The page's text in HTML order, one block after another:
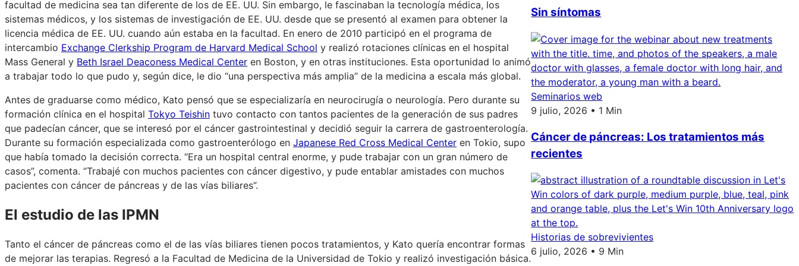
facultad de medicina sea tan diferente de los de EE. UU. Sin embargo, le fascinaban la tecnología médica, los
sistemas médicos, y los sistemas de investigación de EE. UU. desde que se presentó al examen para obtener la
licencia médica de EE. UU. cuando aún estaba en la facultad. En enero de 2010 participó en el programa de
intercambio Exchange Clerkship Program de Harvard Medical School y realizó rotaciones clínicas en el hospital
Mass General y Beth Israel Deaconess Medical Center en Boston, y en otras instituciones. Esta oportunidad lo animó
a trabajar todo lo que pudo y, según dice, le dio “una perspectiva más amplia” de la medicina a escala más global.
Antes de graduarse como médico, Kato pensó que se especializaría en neurocirugía o neurología. Pero durante su
formación clínica en el hospital Tokyo Teishin tuvo contacto con tantos pacientes de la generación de sus padres
que padecían cáncer, que se interesó por el cáncer gastrointestinal y decidió seguir la carrera de gastroenterología.
Durante su formación especializada como gastroenterólogo en Japanese Red Cross Medical Center en Tokio, supo
que había tomado la decisión correcta. “Era un hospital central enorme, y pude trabajar con un gran número de
casos”, comenta. “Trabajé con muchos pacientes con cáncer digestivo, y pude entablar amistades con muchos
pacientes con cáncer de páncreas y de las vías biliares”.
El estudio de las IPMN
Tanto el cáncer de páncreas como el de las vías biliares tienen pocos tratamientos, y Kato quería encontrar formas
de mejorar las terapias. Regresó a la Facultad de Medicina de la Universidad de Tokio y realizó investigación básica.
Sin síntomas
Seminarios web
9 julio, 2026 • 1 Min
Cáncer de páncreas: Los tratamientos más
recientes
Historias de sobrevivientes
6 julio, 2026 • 9 Min